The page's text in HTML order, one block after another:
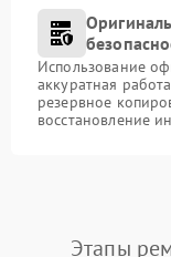
Использование
аккуратная
резервное
восстановление
Этапы